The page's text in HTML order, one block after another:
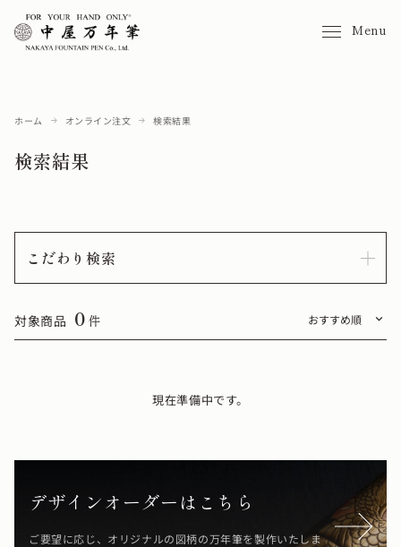
Menu
ホーム オンライン注文 検索結果
検索結果
こだわり検索
対象商品 0 件
現在準備中です。
デザインオーダーはこちら
ご要望に応じ、オリジナルの図柄の万年筆を製作いたしま